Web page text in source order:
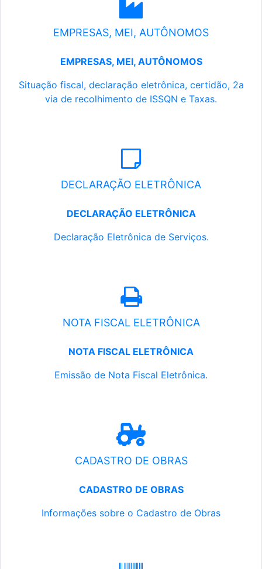
EMPRESAS, MEI, AUTÔNOMOS
EMPRESAS, MEI, AUTÔNOMOS
Situação fiscal, declaração eletrônica, certidão, 2a
via de recolhimento de ISSQN e Taxas.
DECLARAÇÃO ELETRÔNICA
DECLARAÇÃO ELETRÔNICA
Declaração Eletrônica de Serviços.
NOTA FISCAL ELETRÔNICA
NOTA FISCAL ELETRÔNICA
Emissão de Nota Fiscal Eletrônica.
CADASTRO DE OBRAS
CADASTRO DE OBRAS
Informações sobre o Cadastro de Obras